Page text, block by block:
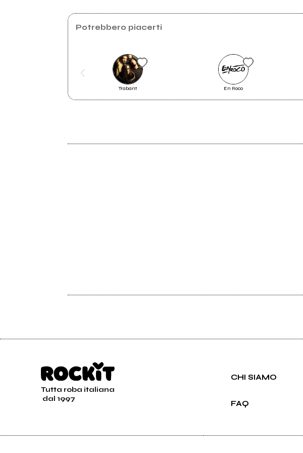
La Festa del Ringraziamento a
Finale Emilia: guarda la gallery
Potrebbero piacerti
Trabant En Roco
Tutta roba italiana
dal 1997
CHI SIAMO
FAQ